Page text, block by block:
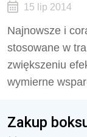
15 lip 2014
Najnowsze i
stosowane w
zwiększeniu
wymierne
Zakup